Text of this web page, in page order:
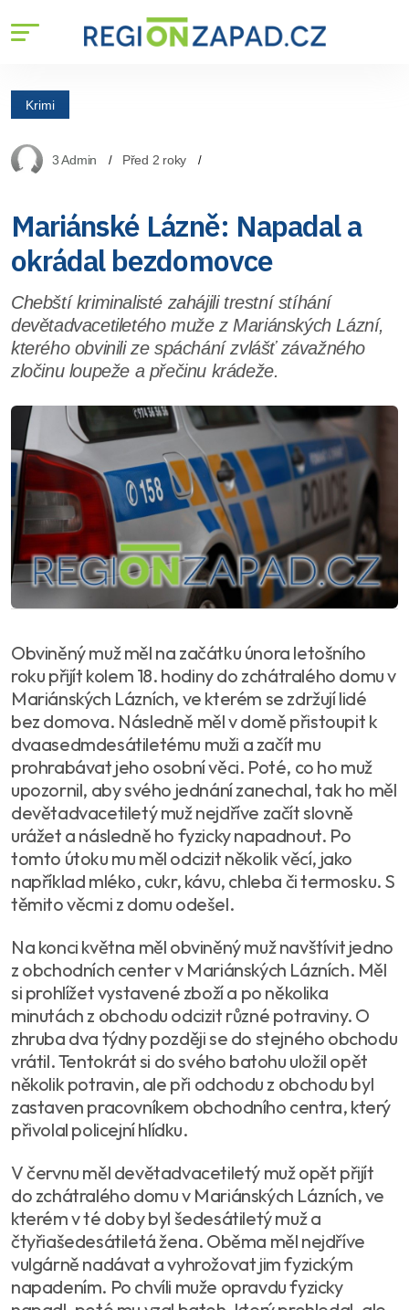
Krimi
3 Admin Před 2 roky
Mariánské Lázně: Napadal a
okrádal bezdomovce
Chebští kriminalisté zahájili trestní stíhání
devětadvacetiletého muže z Mariánských Lázní,
kterého obvinili ze spáchání zvlášť závažného
zločinu loupeže a přečinu krádeže.
Obviněný muž měl na začátku února letošního
roku přijít kolem 18. hodiny do zchátralého domu v
Mariánských Lázních, ve kterém se zdržují lidé
bez domova. Následně měl v domě přistoupit k
dvaasedmdesátiletému muži a začít mu
prohrabávat jeho osobní věci. Poté, co ho muž
upozornil, aby svého jednání zanechal, tak ho měl
devětadvacetiletý muž nejdříve začít slovně
urážet a následně ho fyzicky napadnout. Po
tomto útoku mu měl odcizit několik věcí, jako
například mléko, cukr, kávu, chleba či termosku. S
těmito věcmi z domu odešel.
Na konci května měl obviněný muž navštívit jedno
z obchodních center v Mariánských Lázních. Měl
si prohlížet vystavené zboží a po několika
minutách z obchodu odcizit různé potraviny. O
zhruba dva týdny později se do stejného obchodu
vrátil. Tentokrát si do svého batohu uložil opět
několik potravin, ale při odchodu z obchodu byl
zastaven pracovníkem obchodního centra, který
přivolal policejní hlídku.
V červnu měl devětadvacetiletý muž opět přijít
do zchátralého domu v Mariánských Lázních, ve
kterém v té doby byl šedesátiletý muž a
čtyřiašedesátiletá žena. Oběma měl nejdříve
vulgárně nadávat a vyhrožovat jim fyzickým
napadením. Po chvíli muže opravdu fyzicky